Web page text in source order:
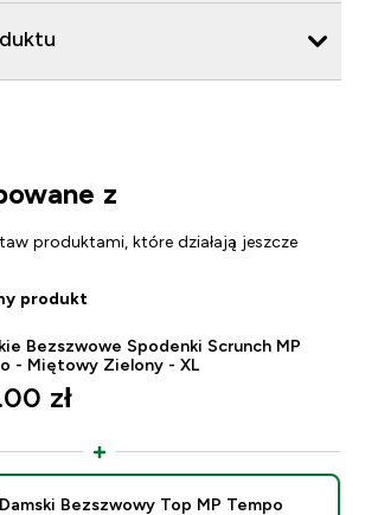
z
produktami, które działają jeszcze
produkt
Bezszwowe Spodenki Scrunch MP
- Miętowy Zielony - XL
zł‎
Damski Bezszwowy Top MP Tempo